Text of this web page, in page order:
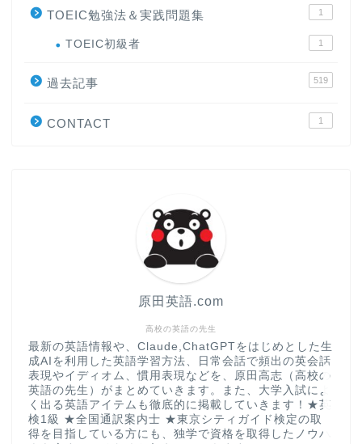
TOEIC勉強法＆実践問題集 1
TOEIC初級者 1
過去記事 519
CONTACT 1
高校の英語の先生
原田英語.com
最新の英語情報や、Claude,ChatGPTをはじめとした生
成AIを利用した英語学習方法、日常会話で頻出の英会話
表現やイディオム、慣用表現などを、原田高志（高校の
英語の先生）がまとめていきます。また、大学入試によ
く出る英語アイテムも徹底的に掲載していきます！★英
検1級 ★全国通訳案内士 ★東京シティガイド検定の取
得を目指している方にも、独学で資格を取得したノウハ
大学入試英語対策講座
英語名言・格言・カッコい
い英語＆素敵な英文フレー
CONTACT